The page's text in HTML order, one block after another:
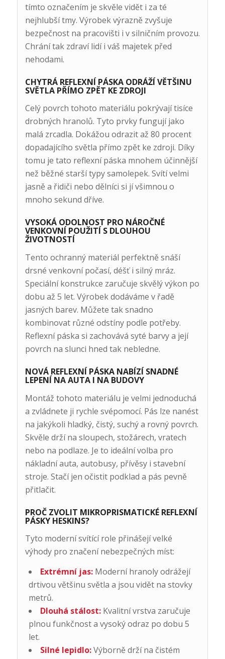
tímto označením je skvěle vidět i za té
nejhlubší tmy. Výrobek výrazně zvyšuje
bezpečnost na pracovišti i v silničním provozu.
Chrání tak zdraví lidí i váš majetek před
nehodami.
CHYTRÁ REFLEXNÍ PÁSKA ODRÁŽÍ VĚTŠINU
SVĚTLA PŘÍMO ZPĚT KE ZDROJI
Celý povrch tohoto materiálu pokrývají tisíce
drobných hranolů. Tyto prvky fungují jako
malá zrcadla. Dokážou odrazit až 80 procent
dopadajícího světla přímo zpět ke zdroji. Díky
tomu je tato reflexní páska mnohem účinnější
než běžné starší typy samolepek. Svítí velmi
jasně a řidiči nebo dělníci si jí všimnou o
mnoho sekund dříve.
VYSOKÁ ODOLNOST PRO NÁROČNÉ
VENKOVNÍ POUŽITÍ S DLOUHOU
ŽIVOTNOSTÍ
Tento ochranný materiál perfektně snáší
drsné venkovní počasí, déšť i silný mráz.
Speciální konstrukce zaručuje skvělý výkon po
dobu až 5 let. Výrobek dodáváme v řadě
jasných barev. Můžete tak snadno
kombinovat různé odstíny podle potřeby.
Reflexní páska si zachovává syté barvy a její
povrch na slunci hned tak nebledne.
NOVÁ REFLEXNÍ PÁSKA NABÍZÍ SNADNÉ
LEPENÍ NA AUTA I NA BUDOVY
Montáž tohoto materiálu je velmi jednoduchá
a zvládnete ji rychle svépomocí. Pás lze nanést
na jakýkoli hladký, čistý, suchý a rovný povrch.
Skvěle drží na sloupech, stožárech, vratech
nebo na podlaze. Je to ideální volba pro
nákladní auta, autobusy, přívěsy i stavební
stroje. Stačí jen očistit podklad a pás pevně
přitlačit.
PROČ ZVOLIT MIKROPRISMATICKÉ REFLEXNÍ
PÁSKY HESKINS?
Tyto moderní svítící role přinášejí velké
výhody pro značení nebezpečných míst:
Extrémní jas:Moderní hranoly odrážejí
drtivou většinu světla a jsou vidět na stovky
metrů.
Dlouhá stálost:Kvalitní vrstva zaručuje
plnou funkčnost a vysoký odraz po dobu 5
let.
Silné lepidlo:Výborně drží na čistém